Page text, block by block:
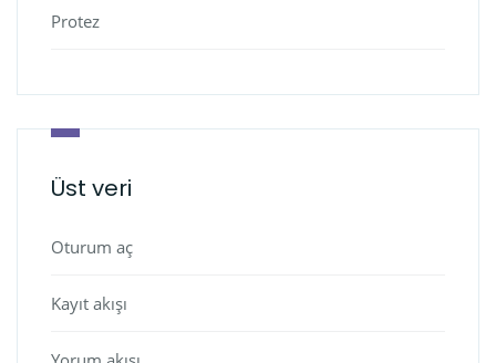
Protez
Üst veri
Oturum aç
Kayıt akışı